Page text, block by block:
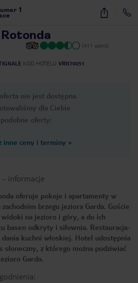
1 11
(411 opinii)
KOD HOTELU VRN70051
nie jest dostępna.
dla Ciebie
podobne oferty:
inne ceny i terminy »
- informacje
oferuje pokoje i apartamenty w
brzegu jeziora Garda. Goście
widoki na jezioro i góry, a do ich
basen odkryty i siłownia. Restauracja-
kuchni włoskiej. Hotel udostępnia
słoneczny, z którego można podziwiać
Garda.